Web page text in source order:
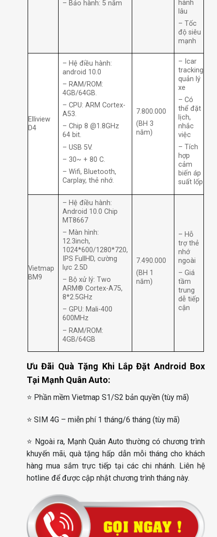
– Bảo hành: 5 năm
hành
lâu
– Tốc
độ siêu
mạnh
Elliview
D4
– Hệ điều hành:
android 10.0
– RAM/ROM:
4GB/64GB.
– CPU: ARM Cortex-
A53.
– Chip 8 @1.8GHz
64 bit.
– USB 5V.
– 30~ + 80 C.
– Wifi, Bluetooth,
Carplay, thẻ nhớ.
7.800.000
(BH 3
năm)
– Icar
tracking
quản lý
xe
– Có
thể đặt
lịch,
nhắc
việc
– Tích
hợp
cảm
biến áp
suất lốp
Vietmap
BM9
– Hệ điều hành:
Android 10.0 Chip
MT8667
– Màn hình:
12.3inch,
1024*600/1280*720,
IPS FullHD, cường
lực 2.5D
– Bộ xử lý: Two
ARM® Cortex-A75,
8*2.5GHz
– GPU: Mali-400
600MHz
– RAM/ROM:
4GB/64GB
7.490.000
(BH 1
năm)
– Hỗ
trợ thẻ
nhớ
ngoài
– Giá
tầm
trung
dễ tiếp
cận
Ưu Đãi Quà Tặng Khi Lắp Đặt Android Box
Tại Mạnh Quân Auto:
⭐ Phần mềm Vietmap S1/S2 bản quyền (tùy mã)
⭐ SIM 4G – miễn phí 1 tháng/6 tháng (tùy mã)
⭐ Ngoài ra, Mạnh Quân Auto thường có chương trình
khuyến mãi, quà tặng hấp dẫn mỗi tháng cho khách
hàng mua sắm trực tiếp tại các chi nhánh. Liên hệ
hotline để được cập nhật chương trình tháng này.